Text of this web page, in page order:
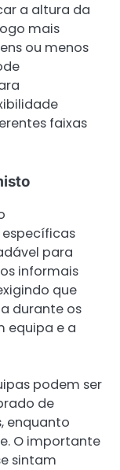
a altura da
mais
ou menos
faixas
para
informais
que
durante os
equipa e a
podem ser
de
enquanto
O importante
sintam